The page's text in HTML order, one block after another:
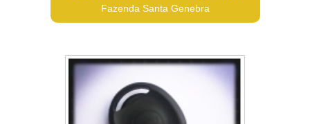
Fazenda Santa Genebra